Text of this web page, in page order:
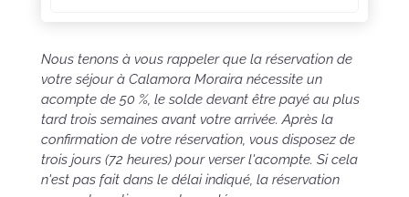
Nous tenons à vous rappeler que la réservation de
votre séjour à Calamora Moraira nécessite un
acompte de 50 %, le solde devant être payé au plus
tard trois semaines avant votre arrivée. Après la
confirmation de votre réservation, vous disposez de
trois jours (72 heures) pour verser l'acompte. Si cela
n'est pas fait dans le délai indiqué, la réservation